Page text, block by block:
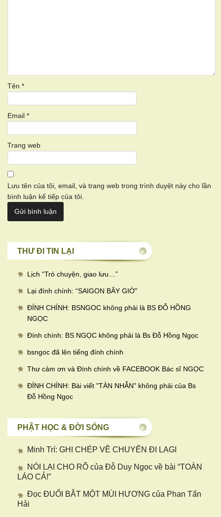
Tên *
Email *
Trang web
Lưu tên của tôi, email, và trang web trong trình duyệt này cho lần
bình luận kế tiếp của tôi.
THƯ ĐI TIN LẠI
Lịch “Trò chuyện, giao lưu… ”
Lại đính chính: “SAIGON BÂY GIỜ”
ĐÍNH CHÍNH: BSNGOC không phải là BS ĐỖ HỒNG
NGỌC
Đính chính: BS NGỌC không phải là Bs Đỗ Hồng Ngọc
bsngoc đã lên tiếng đính chính
Thư cảm ơn và Đính chính về FACEBOOK Bác sĩ NGỌC
ĐÍNH CHÍNH: Bài viết "TÀN NHẪN" không phải của Bs
Đỗ Hồng Ngọc
PHẬT HỌC & ĐỜI SỐNG
Minh Trí: GHI CHÉP VỀ CHUYẾN ĐI LAGI
NÓI LẠI CHO RÕ của Đỗ Duy Ngọc về bài “TOÀN
LÁO CẢ!”
Đọc ĐUỔI BẮT MỘT MÙI HƯƠNG của Phan Tấn
Hải